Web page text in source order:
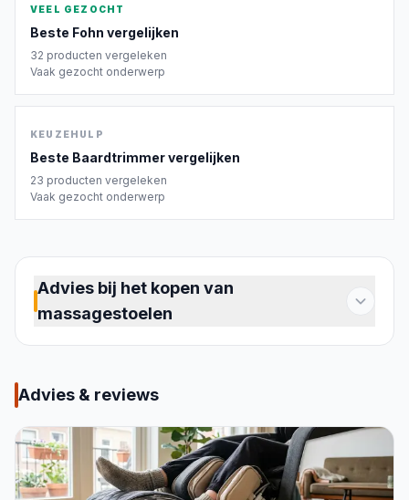
VEEL GEZOCHT
Beste Fohn vergelijken
32 producten vergeleken
Vaak gezocht onderwerp
KEUZEHULP
Beste Baardtrimmervergelijken
23 producten vergeleken
Vaak gezocht onderwerp
Advies bij het kopen van
massagestoelen
spierpijn na het sporten of gewoon behoefte aan
rust: een goed model neemt die spanning weg op
het moment dat jij dat wilt. De markt biedt een
breed scala, van compacte kussens die je op een
gewone stoel legt tot volledige stoelen die je hele
Advies & reviews